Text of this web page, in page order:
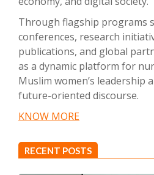
Through flagship programs
conferences, research
publications, and global
as a dynamic platform for
Muslim women’s leadership
future-oriented discourse.
KNOW MORE
RECENT POSTS